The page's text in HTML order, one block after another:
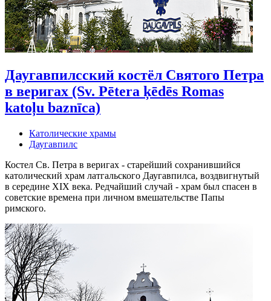
Даугавпилсский костёл Святого Петра
в веригах (Sv. Pētera ķēdēs Romas
katoļu baznīca)
Католические храмы
Даугавпилс
Костел Св. Петра в веригах - старейший сохранившийся
католический храм латгальского Даугавпилса, воздвигнутый
в середине XIX века. Редчайший случай - храм был спасен в
советские времена при личном вмешательстве Папы
римского.